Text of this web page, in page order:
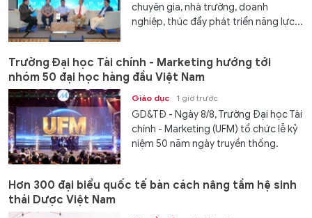
chuyên gia, nhà trường, doanh
nghiệp, thúc đẩy phát triển năng lực...
Trường Đại học Tài chính - Marketing hướng tới
nhóm 50 đại học hàng đầu Việt Nam
Giáo dục 1 giờ trước
GD&TĐ - Ngày 8/8, Trường Đại học Tài
chính - Marketing (UFM) tổ chức lễ kỷ
niệm 50 năm ngày truyền thống.
Hơn 300 đại biểu quốc tế bàn cách nâng tầm hệ sinh
thái Dược Việt Nam